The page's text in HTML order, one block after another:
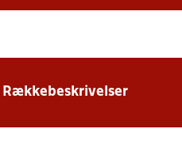
Rækkebeskrivelser